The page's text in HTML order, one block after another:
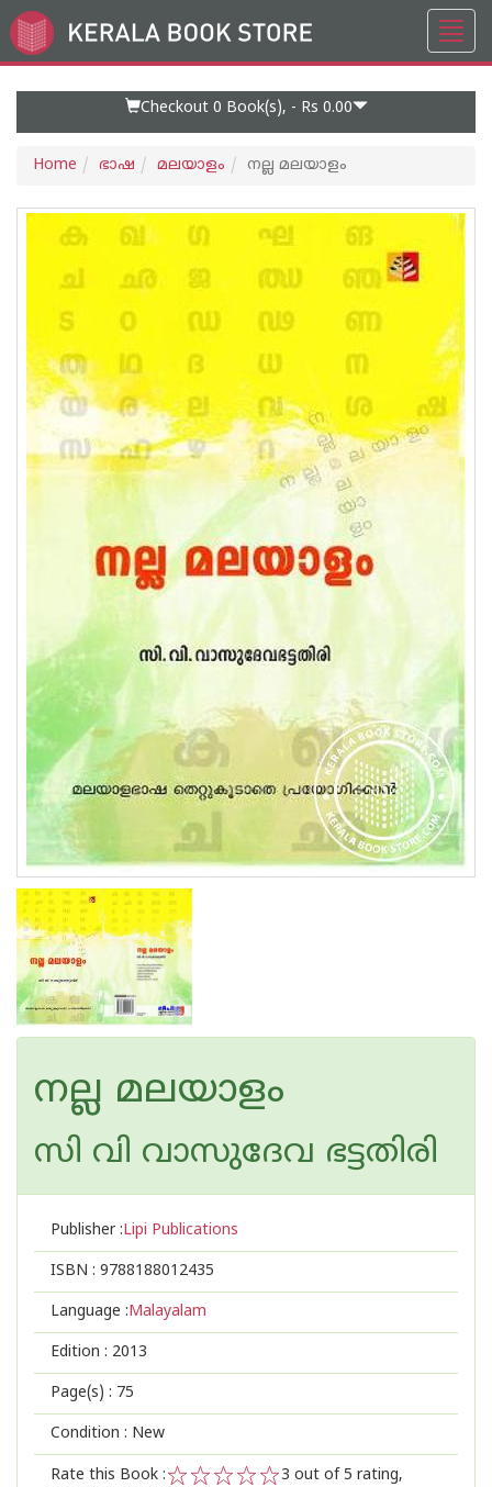
Go
to
Checkout 0 Book(s), - Rs 0.00
Home ഭാഷ മലയാളം നല്ല മലയാളം
നല്ല മലയാളം
സി വി വാസുദേവ ഭട്ടതിരി
Publisher :Lipi Publications
ISBN : 9788188012435
Language :Malayalam
Edition : 2013
Page(s) : 75
Condition : New
Rate this Book :
3 out of 5 rating,